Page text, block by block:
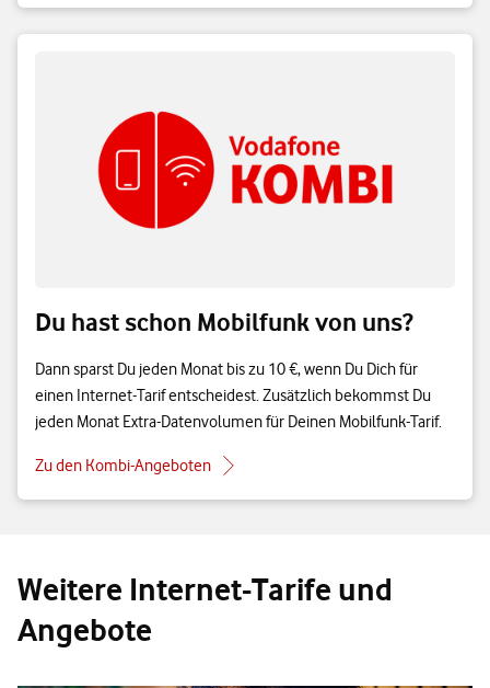
Du hast schon Mobilfunk von uns?
Dann sparst Du jeden Monat bis zu 10 €, wenn Du Dich für
einen Internet-Tarif entscheidest. Zusätzlich bekommst Du
jeden Monat Extra-Datenvolumen für Deinen Mobilfunk-Tarif.
Zu den Kombi-Angeboten
Weitere Internet-Tarife und
Angebote